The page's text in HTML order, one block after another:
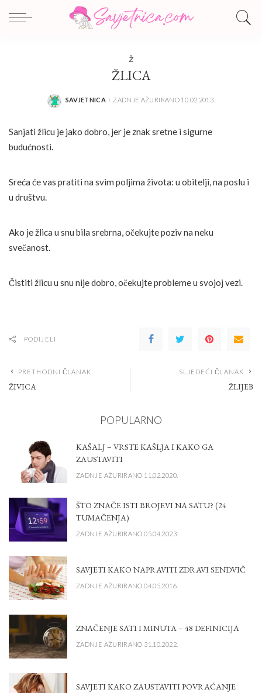
Ž
ŽLICA
POSTED
SAVJETNICA ZADNJE AŽURIRANO 10.02.2013.
Sanjati žlicu je jako dobro, jer je znak sretne i sigurne
budućnosti.
Sreća će vas pratiti na svim poljima života: u obitelji, na poslu i
u društvu.
Ako je žlica u snu bila srebrna, očekujte poziv na neku
svečanost.
Čistiti žlicu u snu nije dobro, očekujte probleme u svojoj vezi.
PODIJELI
PRETHODNI ČLANAK
ŽIVICA
SLJEDEĆI ČLANAK
ŽLIJEB
POPULARNO
KAŠALJ – VRSTE KAŠLJA I KAKO GA
ZAUSTAVITI
ZADNJE AŽURIRANO 11.02.2020.
ŠTO ZNAČE ISTI BROJEVI NA SATU? (24
TUMAČENJA)
ZADNJE AŽURIRANO 05.04.2023.
SAVJETI KAKO NAPRAVITI ZDRAVI SENDVIČ
ZADNJE AŽURIRANO 04.05.2016.
ZNAČENJE SATI I MINUTA – 48 DEFINICIJA
ZADNJE AŽURIRANO 31.10.2022.
SAVJETI KAKO ZAUSTAVITI POVRAĆANJE